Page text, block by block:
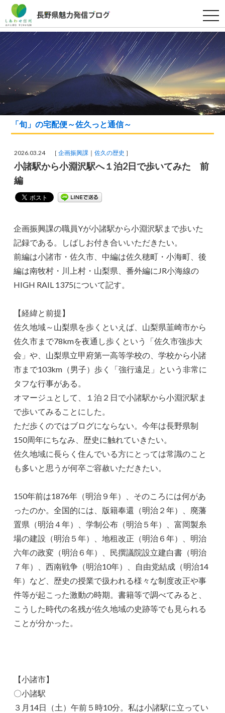
t
o
g
g
n
a
i
g
a
t
i
「旬」の宅配便～佐久っと通信～
2026.03.24 ［企画振興課 佐久の歴史 ］
小諸駅から小淵沢駅へ１泊2日で歩いてみた 前
編
企画振興課の職員Yが小諸駅から小淵沢駅まで歩いた
記録である。しばしお付き合いいただきたい。
前編は小諸市・佐久市、中編は佐久穂町・小海町、後
編は南牧村・川上村・山梨県、番外編にJR小海線の
HIGH RAIL 1375について記す。
【経緯と前提】
佐久地域～山梨県を歩くといえば、山梨県韮崎市から
佐久市まで78kmを夜通し歩くという「佐久市強歩大
会」や、山梨県立甲府第一高等学校の、学校から小諸
市まで103km（男子）歩く「強行遠足」という非常に
タフな行事がある。
オマージュとして、１泊２日で小諸駅から小淵沢駅ま
で歩いてみることにした。
ただ歩くのではブログにならない。今年は長野県制
150周年にちなみ、歴史に触れていきたい。
佐久地域に長らく住んでいる方にとっては常識のこと
も多いと思うが何卒ご容赦いただきたい。
150年前は1876年（明治９年）、そのころには何があ
ったのか。全国的には、版籍奉還（明治２年）、廃藩
置県（明治４年）、学制公布（明治５年）、富岡製糸
場の建設（明治５年）、地租改正（明治６年）、明治
六年の政変（明治６年）、民撰議院設立建白書（明治
７年）、西南戦争（明治10年）、自由党結成（明治14
年）など、歴史の授業で扱われる様々な制度改正や事
件等が起こった激動の時期。書籍等で調べてみると、
こうした時代の名残が佐久地域の史跡等でも見られる
ことが分かった。
【小諸市】
〇小諸駅
３月14日（土）午前５時10分。私は小諸駅に立ってい